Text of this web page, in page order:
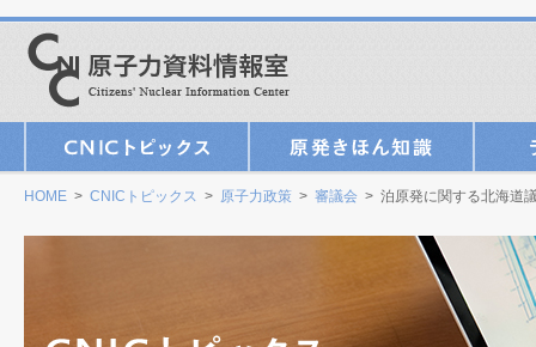
HOME > CNICトピックス > 原子力政策 > 審議会 > 泊原発に関する北海道